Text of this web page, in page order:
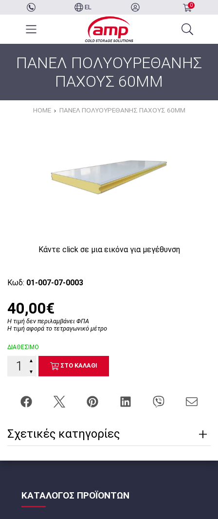
EL 0
ΠΑΝΕΛ ΠΟΛΥΟΥΡΕΘΑΝΗΣ
ΠΑΧΟΥΣ 60MM
HOME ΠΑΝΕΛ ΠΟΛΥΟΥΡΕΘΑΝΗΣ ΠΑΧΟΥΣ 60MM
Κάντε click σε μια εικόνα για μεγέθυνση
Κωδ: 01-007-07-0003
40,00€
Η τιμή δεν περιλαμβάνει ΦΠΑ
Η τιμή αφορά το τετραγωνικό μέτρο
ΔΙΑΘΕΣΙΜΟ
▼
▲
ΣΤΟ ΚΑΛΑΘΙ
Σχετικές κατηγορίες
ΚΑΤΑΛΟΓΟΣ ΠΡΟΪΟΝΤΩΝ